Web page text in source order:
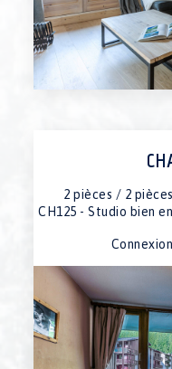
2 pièces / 2
CH125 - Studio bien